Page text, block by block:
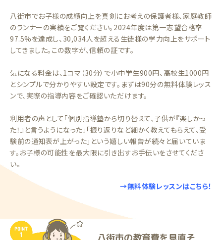
八街市でお子様の成績向上を真剣にお考えの保護者様、家庭教師
のランナーの実績をご覧ください。2024年度は第一志望合格率
97.5%を達成し、30,034人を超える生徒様の学力向上をサポート
してきました。この数字が、信頼の証です。
気になる料金は、1コマ（30分）で小中学生900円、高校生1000円
とシンプルで分かりやすい設定です。まずは90分の無料体験レッス
ンで、実際の指導内容をご確認いただけます。
利用者の声として「個別指導塾から切り替えて、子供が『楽しかっ
た！』と言うようになった」「振り返りなど細かく教えてもらえて、受
験前の通知表が上がった」という嬉しい報告が続々と届いていま
す。お子様の可能性を最大限に引き出すお手伝いをさせてくださ
い。
→無料体験レッスンはこちら！